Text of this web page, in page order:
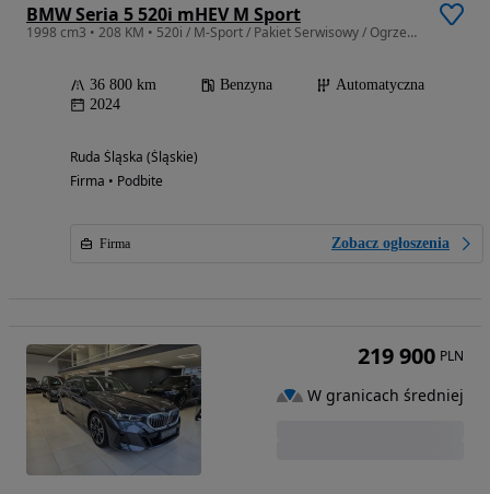
BMW Seria 5 520i mHEV M Sport
1998 cm3 • 208 KM • 520i / M-Sport / Pakiet Serwisowy / Ogrzewanie kierownicy
36 800 km Benzyna
Automatyczna
2024
Ruda Śląska (Śląskie)
Firma • Podbite
Firma Zobacz ogłoszenia
219 900 PLN
W granicach średniej